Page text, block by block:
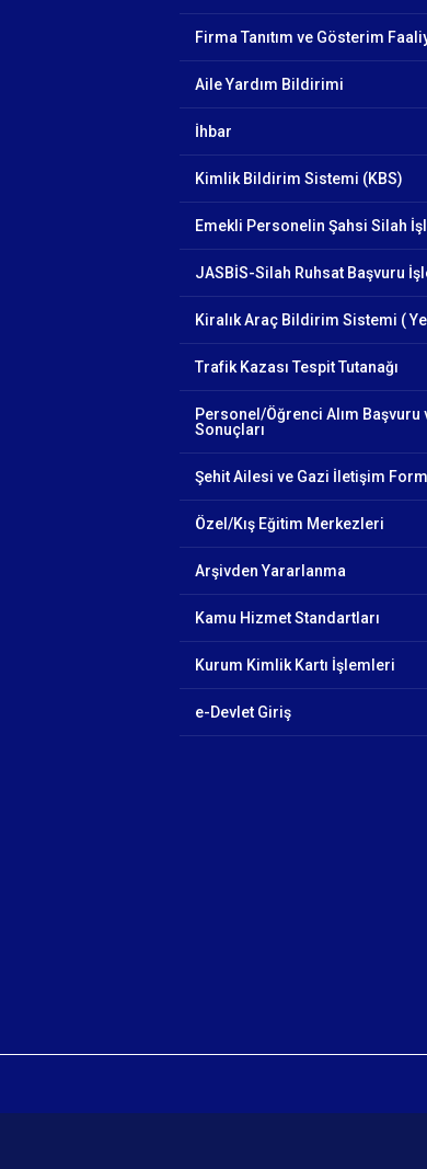
Firma Tanıtım ve Gösterim
Aile Yardım Bildirimi
İhbar
Kimlik Bildirim Sistemi (KBS)
Emekli Personelin Şahsi Silah
JASBİS-Silah Ruhsat Başvuru
Kiralık Araç Bildirim Sistemi (
Trafik Kazası Tespit Tutanağı
Personel/Öğrenci Alım Başvuru
Sonuçları
Şehit Ailesi ve Gazi İletişim
Özel/Kış Eğitim Merkezleri
Arşivden Yararlanma
Kamu Hizmet Standartları
Kurum Kimlik Kartı İşlemleri
e-Devlet Giriş